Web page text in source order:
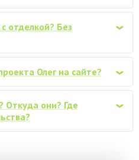
от 44200
3х2м от 27000
‹
отделкой? Без
‹
Олег на сайте?
‹
Откуда они? Где